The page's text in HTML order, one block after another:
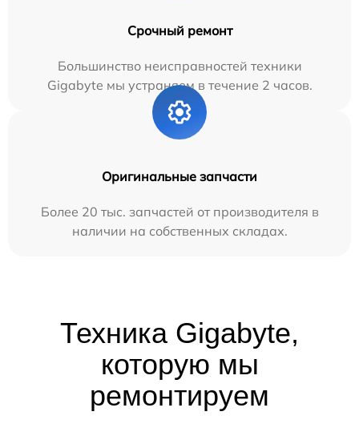
Срочный ремонт
Большинство неисправностей техники
Gigabyte мы устраняем в течение 2 часов.
Оригинальные запчасти
Более 20 тыс. запчастей от производителя в
наличии на собственных складах.
Техника Gigabyte,
которую мы
ремонтируем